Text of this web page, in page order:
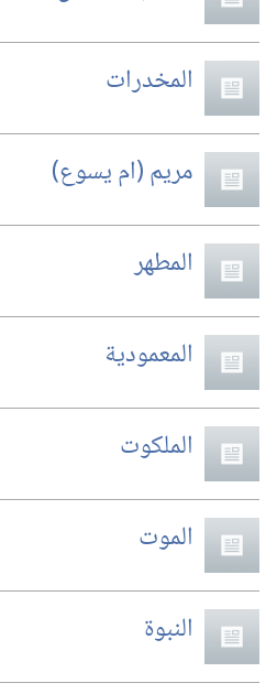
المخدرات
مريم (‏ام يسوع)‏
المطهر
المعمودية
الملكوت
الموت
النبوة